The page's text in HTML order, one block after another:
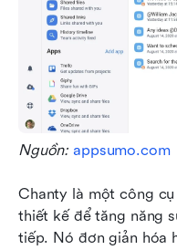
Nguồn: appsumo.com
Chanty là một công
thiết kế để tăng năng
tiếp. Nó đơn giản hóa